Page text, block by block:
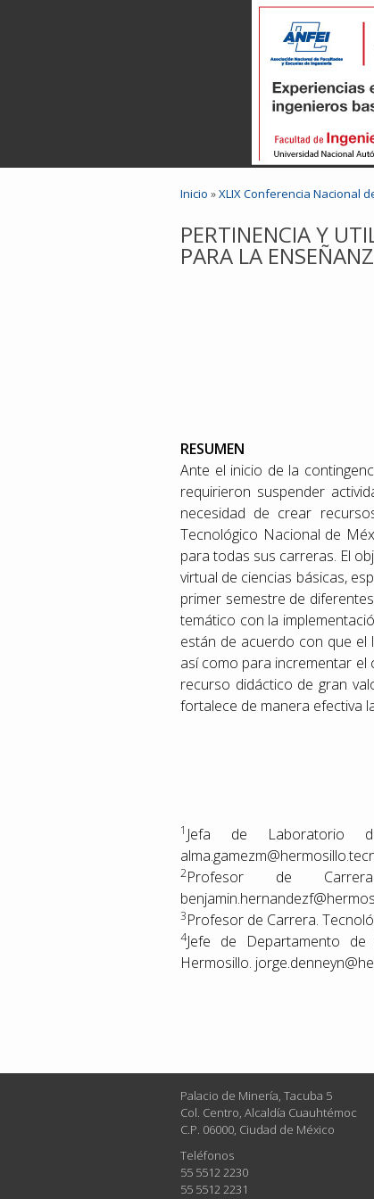
Inicio »XLIX Conferencia Nacional
PERTINENCIA Y
PARA LA
RESUMEN
Ante el inicio de la
requirieron suspender
necesidad de crear
Tecnológico Nacional de
para todas sus carreras. El
virtual de ciencias básicas,
primer semestre de
temático con la
están de acuerdo con que el
así como para incrementar el
recurso didáctico de gran
fortalece de manera efectiva
1 Jefa de Laboratorio
2Profesor de
3Profesor de Carrera.
4Jefe de Departamento de
Hermosillo.
Palacio de Minería, Tacuba 5
Col. Centro, Alcaldía Cuauhtémoc
C.P. 06000, Ciudad de México
Teléfonos
55 5512 2230
55 5512 2231